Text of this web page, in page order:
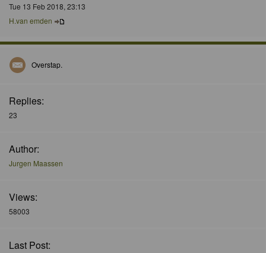
Tue 13 Feb 2018, 23:13
H.van emden
Overstap.
Replies:
23
Author:
Jurgen Maassen
Views:
58003
Last Post: